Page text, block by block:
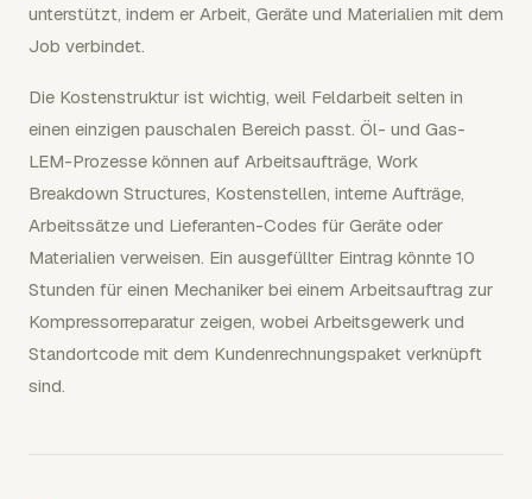
unterstützt, indem er Arbeit, Geräte und Materialien mit dem
Job verbindet.
Die Kostenstruktur ist wichtig, weil Feldarbeit selten in
einen einzigen pauschalen Bereich passt. Öl- und Gas-
LEM-Prozesse können auf Arbeitsaufträge, Work
Breakdown Structures, Kostenstellen, interne Aufträge,
Arbeitssätze und Lieferanten-Codes für Geräte oder
Materialien verweisen. Ein ausgefüllter Eintrag könnte 10
Stunden für einen Mechaniker bei einem Arbeitsauftrag zur
Kompressorreparatur zeigen, wobei Arbeitsgewerk und
Standortcode mit dem Kundenrechnungspaket verknüpft
sind.